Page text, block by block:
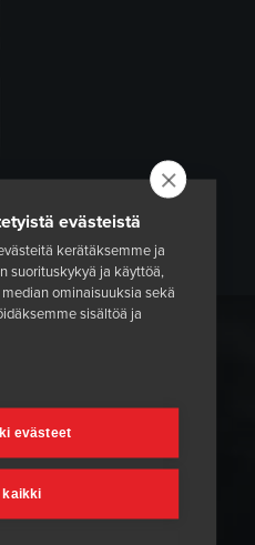
evästeistä
kerätäksemme ja
suorituskykyä ja käyttöä,
ominaisuuksia sekä
sisältöä ja
evästeet
kaikki
kuivauspalveluita,
parhaan maksimoidun
Voimme käyttää
kuivauksen ja
innovatiivinen